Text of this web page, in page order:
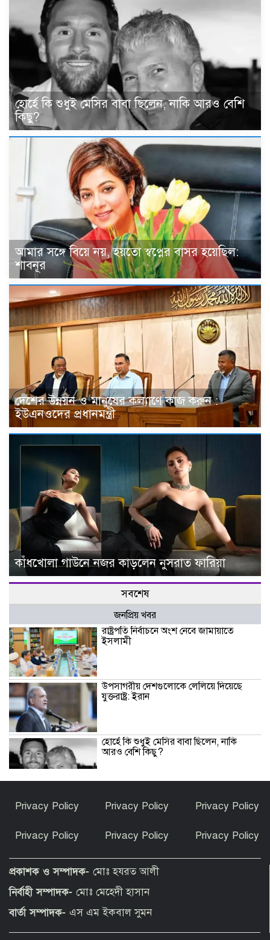
হোর্হে কি শুধুই মেসির বাবা ছিলেন, নাকি আরও বেশি
কিছু?
আমার সঙ্গে বিয়ে নয়, হয়তো স্বপ্নের বাসর হয়েছিল:
শাবনূর
দেশের উন্নয়ন ও মানুষের কল্যাণে কাজ করুন :
ইউএনওদের প্রধানমন্ত্রী
কাঁধখোলা গাউনে নজর কাড়লেন নুসরাত ফারিয়া
সবশেষ
জনপ্রিয় খবর
রাষ্ট্রপতি নির্বাচনে অংশ নেবে জামায়াতে
ইসলামী
উপসাগরীয় দেশগুলোকে লেলিয়ে দিয়েছে
যুক্তরাষ্ট্র: ইরান
হোর্হে কি শুধুই মেসির বাবা ছিলেন, নাকি
আরও বেশি কিছু?
সংগঠনের উদ্যোগে সেরা রক্তদাতাদের
হয়েছিল: শাবনূর
দেশের উন্নয়ন ও মানুষের কল্যাণে কাজ করুন
: ইউএনওদের প্রধানমন্ত্রী
Privacy Policy Privacy Policy Privacy Policy
Privacy Policy Privacy Policy Privacy Policy
প্রকাশক ও সম্পাদক- মোঃ হযরত আলী
নির্বাহী সম্পাদক- মোঃ মেহেদী হাসান
বার্তা সম্পাদক- এস এম ইকবাল সুমন